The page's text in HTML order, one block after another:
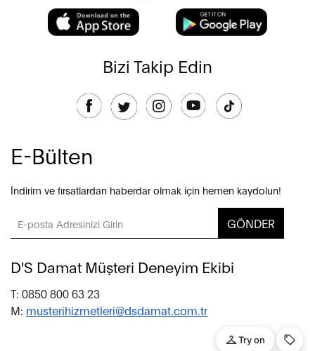
Bizi Takip Edin
E-Bülten
İndirim ve fırsatlardan haberdar olmak için hemen kaydolun!
GÖNDER
D'S Damat Müşteri Deneyim Ekibi
T: 0850 800 63 23
M: musterihizmetleri@dsdamat.com.tr